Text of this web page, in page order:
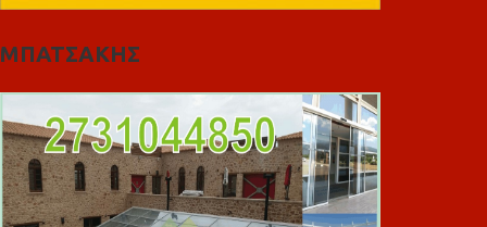
ΜΠΑΤΣΑΚΗΣ